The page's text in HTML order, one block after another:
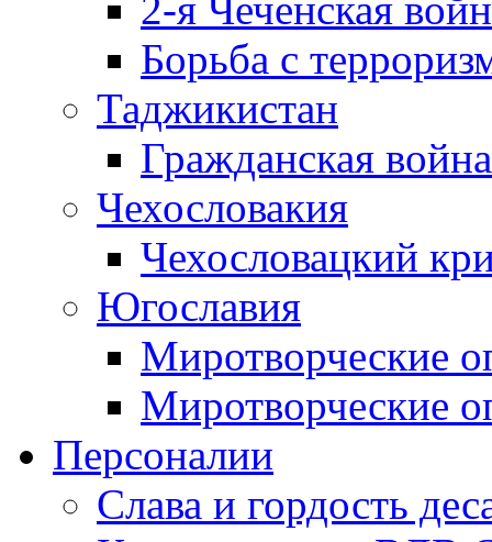
Борьба с
Таджикистан
Гражданская
Чехословакия
Чехословацкий
Югославия
Миротворческие
Миротворческие
Персоналии
Слава и гордость